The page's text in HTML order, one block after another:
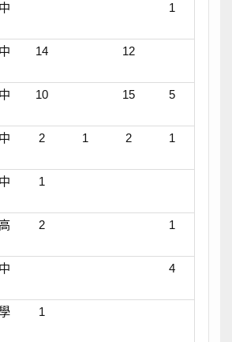
1
14 12
10 15 5
2 1 2 1
1
2 1
4
1